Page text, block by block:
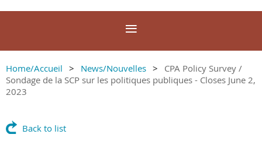
Home/Accueil News/Nouvelles
CPA Policy Survey /
Sondage de la SCP sur les politiques publiques - Closes June 2,
2023
Back to list